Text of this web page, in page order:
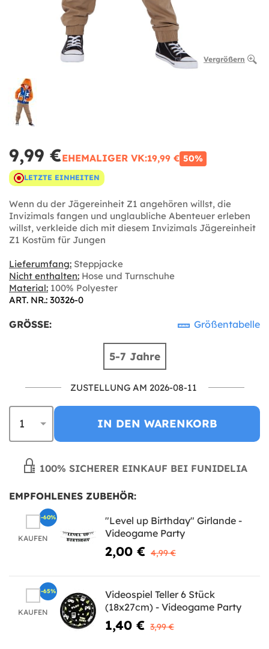
Vergrößern
9,99 €EHEMALIGER VK:19,99 € 50%
LETZTE EINHEITEN
Wenn du der Jägereinheit Z1 angehören willst, die
Invizimals fangen und unglaubliche Abenteuer erleben
willst, verkleide dich mit diesem Invizimals Jägereinheit
Z1 Kostüm für Jungen
Lieferumfang: Steppjacke
Nicht enthalten: Hose und Turnschuhe
Material: 100% Polyester
ART. NR.: 30326-0
GRÖSSE: Größentabelle
5-7 Jahre
ZUSTELLUNG AM 2026-08-11
IN DEN WARENKORB
100% SICHERER EINKAUF BEI FUNIDELIA
EMPFOHLENES ZUBEHÖR:
KAUFEN
"Level up Birthday" Girlande -
Videogame Party
2,00 € 4,99 €
-60%
KAUFEN
Videospiel Teller 6 Stück
(18x27cm) - Videogame Party
1,40 € 3,99 €
-65%